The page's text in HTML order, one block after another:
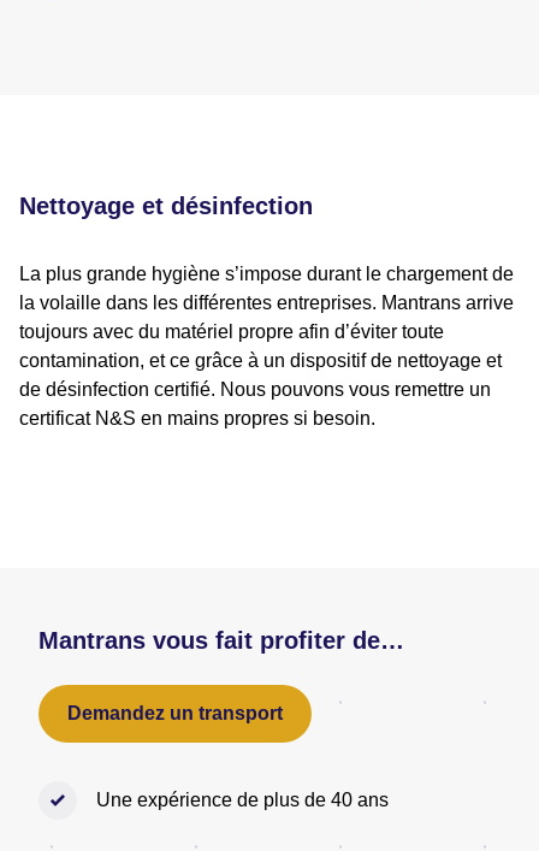
Nettoyage et désinfection
La plus grande hygiène s’impose durant le chargement de
la volaille dans les différentes entreprises. Mantrans arrive
toujours avec du matériel propre afin d’éviter toute
contamination, et ce grâce à un dispositif de nettoyage et
de désinfection certifié. Nous pouvons vous remettre un
certificat N&S en mains propres si besoin.
Mantrans vous fait profiter de…
Demandez un transport
Une expérience de plus de 40 ans